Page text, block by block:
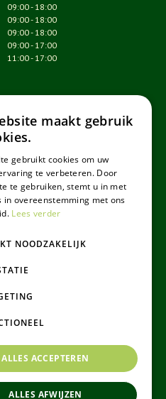
09:00 - 18:00
09:00 - 18:00
09:00 - 18:00
09:00 - 17:00
11:00 - 17:00
maakt gebruik
gebruikt cookies om uw
te verbeteren. Door
te gebruiken, stemt u in met
in overeenstemming met ons
Lees verder
NOODZAKELIJK
ALLES ACCEPTEREN
ALLES AFWIJZEN